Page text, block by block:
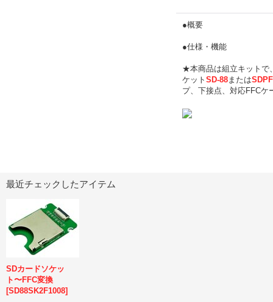
●概要
●仕様・機能
★本商品は組立キットで
ケット SD-88または
プ、下接点、対応FFCケ
最近チェックしたアイテム
SDカードソケッ
ト〜FFC変換
[SD88SK2F1008]